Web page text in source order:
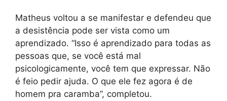
Matheus voltou a se manifestar e defendeu que
a desistência pode ser vista como um
aprendizado. “Isso é aprendizado para todas as
pessoas que, se você está mal
psicologicamente, você tem que expressar. Não
é feio pedir ajuda. O que ele fez agora é de
homem pra caramba”, completou.